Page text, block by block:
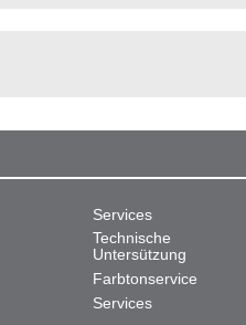
Services
Technische
Untersützung
Farbtonservice
Services